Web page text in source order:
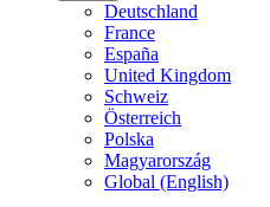
Deutschland
France
España
United Kingdom
Schweiz
Österreich
Polska
Magyarország
Global (English)